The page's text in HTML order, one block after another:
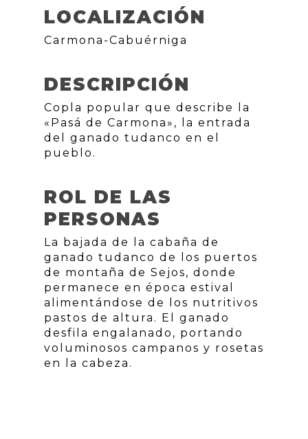
LOCALIZACIÓN
Carmona-Cabuérniga
DESCRIPCIÓN
Copla popular que describe la
«Pasá de Carmona», la entrada
del ganado tudanco en el
pueblo.
ROL DE LAS
PERSONAS
La bajada de la cabaña de
ganado tudanco de los puertos
de montaña de Sejos, donde
permanece en época estival
alimentándose de los nutritivos
pastos de altura. El ganado
desfila engalanado, portando
voluminosos campanos y rosetas
en la cabeza.